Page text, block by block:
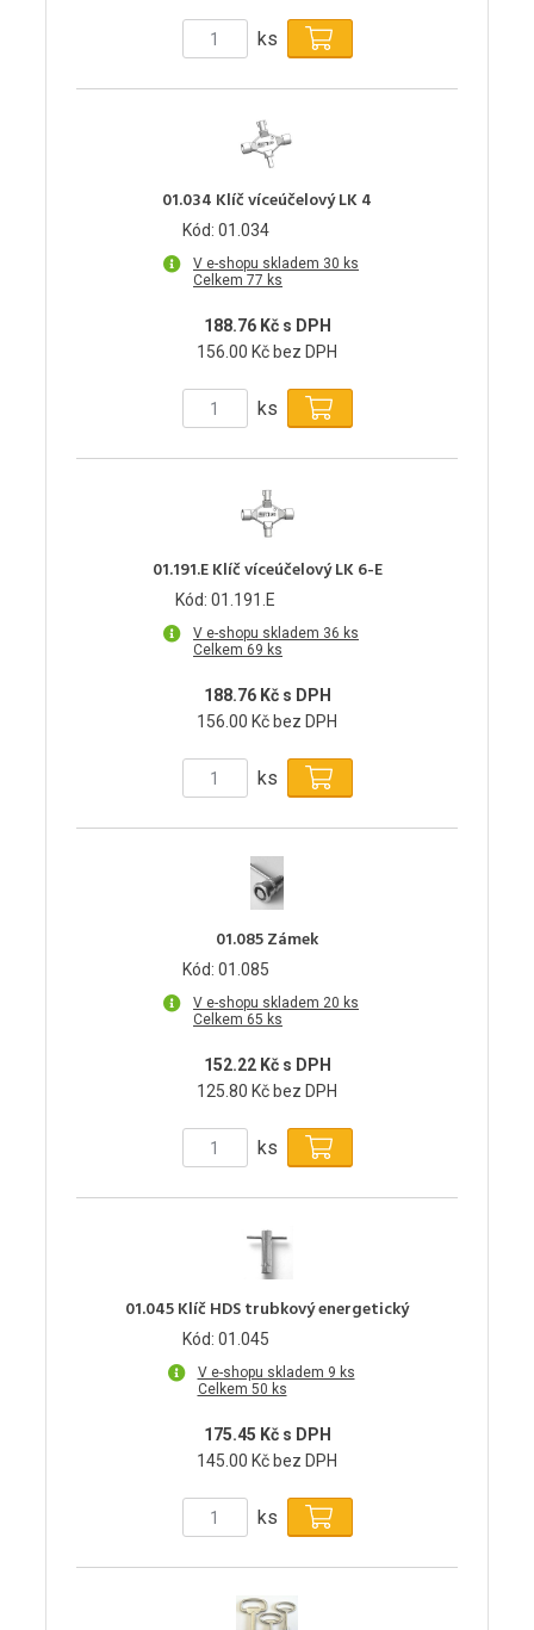
ks
01.034 Klíč víceúčelový LK 4
Kód: 01.034
V e-shopu skladem 30 ks
Celkem 77 ks
188.76 Kč s DPH
156.00 Kč bez DPH
ks
01.191.E Klíč víceúčelový LK 6-E
Kód: 01.191.E
V e-shopu skladem 36 ks
Celkem 69 ks
188.76 Kč s DPH
156.00 Kč bez DPH
ks
01.085 Zámek
Kód: 01.085
V e-shopu skladem 20 ks
Celkem 65 ks
152.22 Kč s DPH
125.80 Kč bez DPH
ks
01.045 Klíč HDS trubkový energetický
Kód: 01.045
V e-shopu skladem 9 ks
Celkem 50 ks
175.45 Kč s DPH
145.00 Kč bez DPH
ks